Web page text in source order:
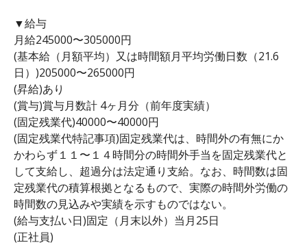
▼給与
月給245000〜305000円
(基本給（月額平均）又は時間額月平均労働日数（21.6
日）)205000〜265000円
(昇給)あり
(賞与)賞与月数計 4ヶ月分（前年度実績）
(固定残業代)40000〜40000円
(固定残業代特記事項)固定残業代は、時間外の有無にか
かわらず１１〜１４時間分の時間外手当を固定残業代と
して支給し、超過分は法定通り支給。なお、時間数は固
定残業代の積算根拠となるもので、実際の時間外労働の
時間数の見込みや実績を示すものではない。
(給与支払い日)固定（月末以外）当月25日
(正社員)